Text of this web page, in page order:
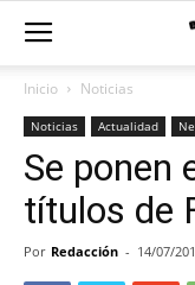
Inicio Noticias
Noticias Actualidad
Se ponen
títulos de
Por Redacción - 14/07/